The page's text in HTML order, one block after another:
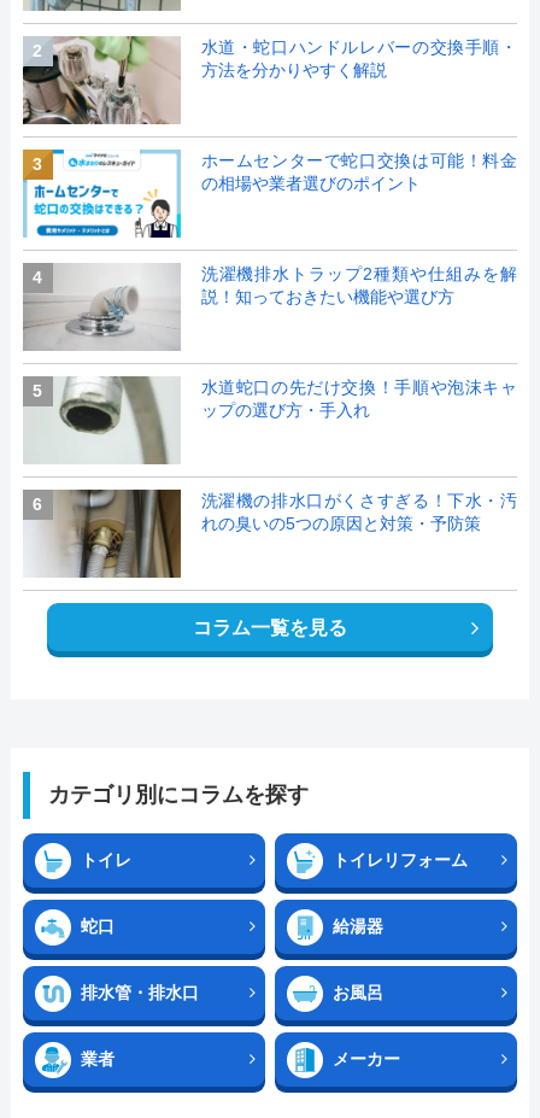
2
水道・蛇口ハンドルレバーの交換手順・
方法を分かりやすく解説
3
ホームセンターで蛇口交換は可能！料金
の相場や業者選びのポイント
4
洗濯機排水トラップ2種類や仕組みを解
説！知っておきたい機能や選び方
5
水道蛇口の先だけ交換！手順や泡沫キャ
ップの選び方・手入れ
6
洗濯機の排水口がくさすぎる！下水・汚
れの臭いの5つの原因と対策・予防策
コラム一覧を見る
カテゴリ別にコラムを探す
トイレ トイレリフォーム
蛇口 給湯器
排水管・排水口 お風呂
業者 メーカー